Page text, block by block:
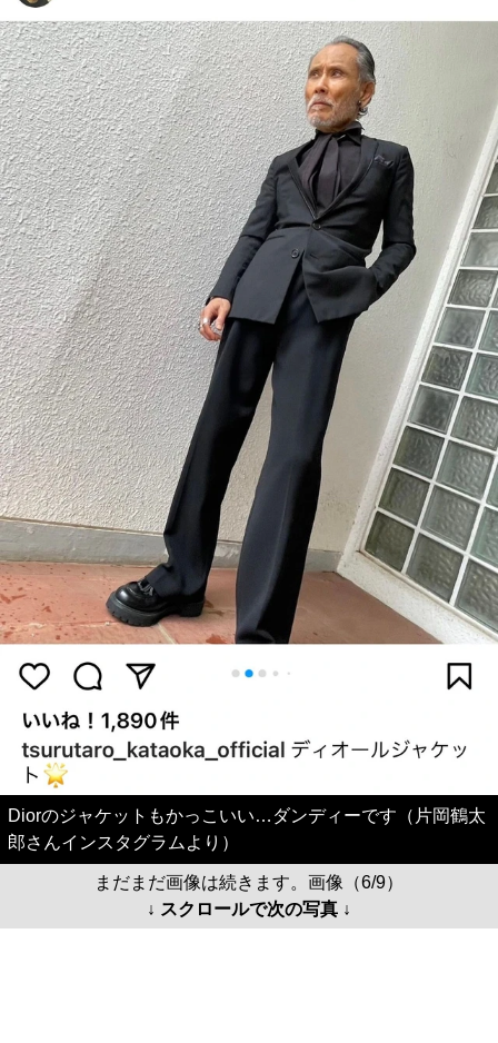
Diorのジャケットもかっこいい…ダンディーです（片岡鶴太
郎さんインスタグラムより）
まだまだ画像は続きます。画像（6/9）
↓ スクロールで次の写真 ↓